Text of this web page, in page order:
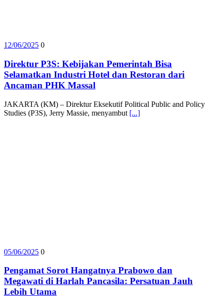
12/06/2025 0
Direktur P3S: Kebijakan Pemerintah Bisa
Selamatkan Industri Hotel dan Restoran dari
Ancaman PHK Massal
JAKARTA (KM) – Direktur Eksekutif Political Public and Policy
Studies (P3S), Jerry Massie, menyambut [...]
05/06/2025 0
Pengamat Sorot Hangatnya Prabowo dan
Megawati di Harlah Pancasila: Persatuan Jauh
Lebih Utama